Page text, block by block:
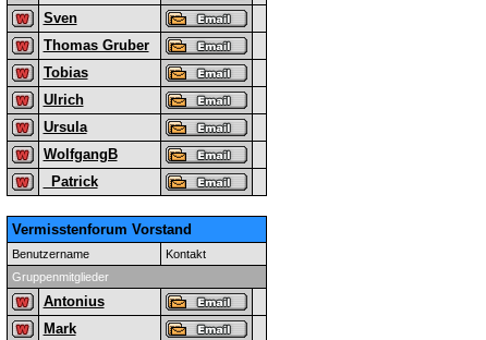
Sven
Thomas Gruber
Tobias
Ulrich
Ursula
WolfgangB
_Patrick
Vermisstenforum Vorstand
Benutzername
Kontakt
Gruppenmitglieder
Antonius
Mark